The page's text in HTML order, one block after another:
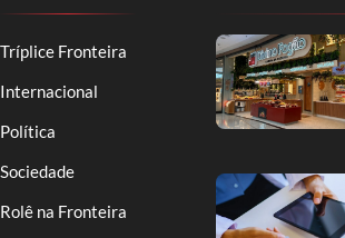
Tríplice Fronteira
Internacional
Política
Sociedade
Rolê na Fronteira